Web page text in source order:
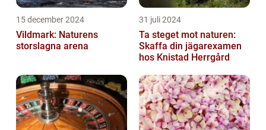
15 december 2024
Vildmark: Naturens
storslagna arena
31 juli 2024
Ta steget mot naturen:
Skaffa din jägarexamen
hos Knistad Herrgård